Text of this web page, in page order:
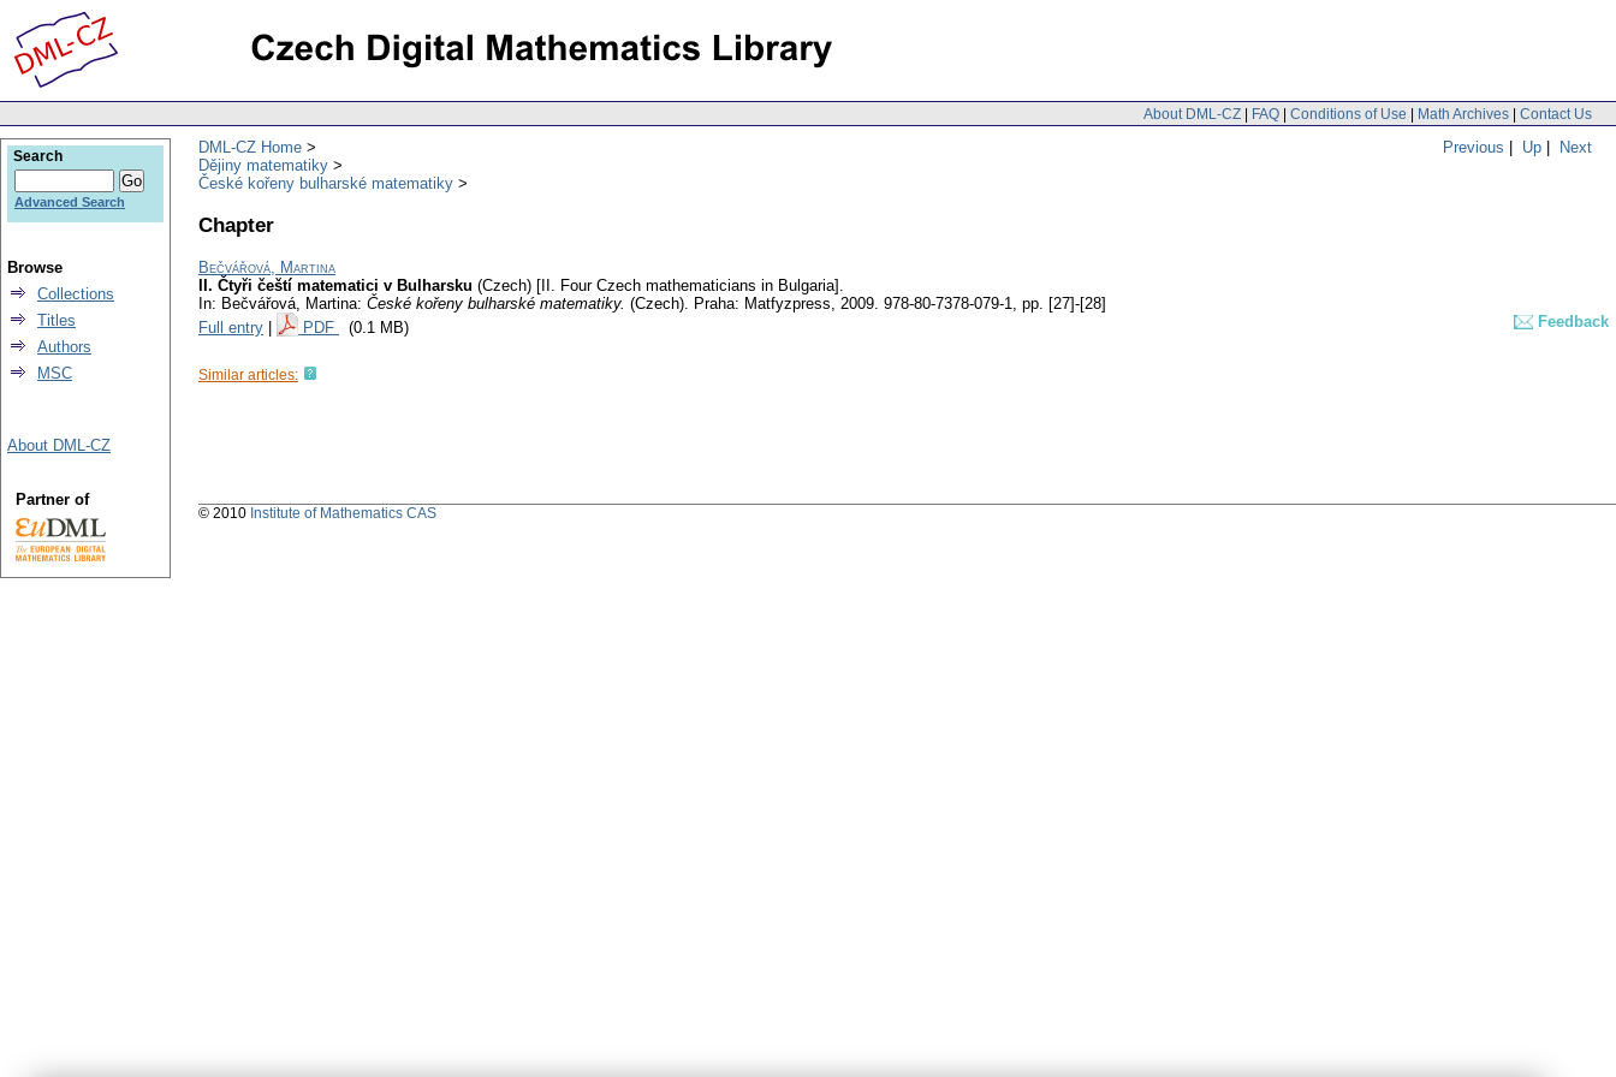
About DML-CZ | FAQ | Conditions of Use | Math Archives | Contact Us
Previous | Up | Next
DML-CZ Home
Dějiny matematiky
České kořeny bulharské matematiky
Chapter
Bečvářová, Martina
II. Čtyři čeští matematici v Bulharsku (Czech) [II. Four Czech mathematicians in Bulgaria].
In: Bečvářová, Martina: České kořeny bulharské matematiky. (Czech). Praha: Matfyzpress, 2009. 978-80-7378-079-1, pp. [27]-[28]
Full entry
PDF (0.1 MB) Feedback
Similar articles:
Search
Advanced Search
Browse
Collections
Titles
Authors
MSC
About DML-CZ
Partner of
© 2010 Institute of Mathematics CAS